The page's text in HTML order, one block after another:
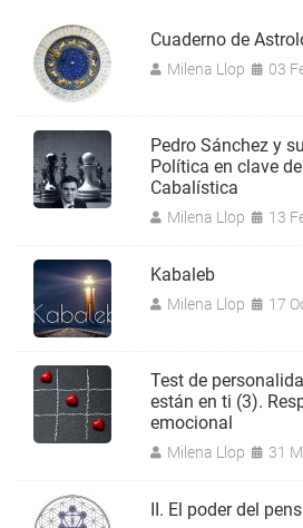
Cuaderno de
Milena Llop 03
Pedro Sánchez y
Política en clave
Cabalística
Milena Llop 13
Kabaleb
Milena Llop 17
Test de
están en ti (3).
emocional
Milena Llop 31
II. El poder del